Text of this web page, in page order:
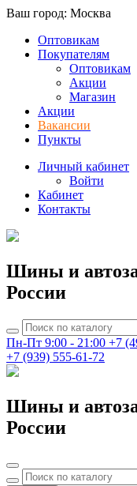
Ваш город: Москва
Оптовикам
Покупателям
Оптовикам
Акции
Магазин
Акции
Вакансии
Пункты
Личный кабинет
Войти
Кабинет
Контакты
Шины и
России
Пн-Пт 9:00 - 21:00 +7
+7 (939) 555-61-72
Шины и
России